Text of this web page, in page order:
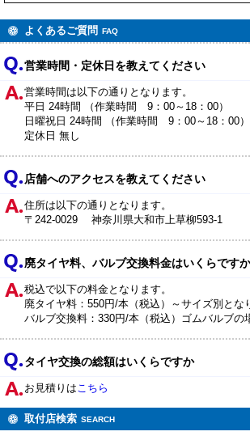
よくあるご質問 FAQ
営業時間・定休日を教えてください
営業時間は以下の通りとなります。
平日 24時間 （作業時間 9：00～18：00）
日曜祝日 24時間 （作業時間 9：00～18：00）
定休日 無し
店舗へのアクセスを教えてください
住所は以下の通りとなります。
〒242-0029 神奈川県大和市上草柳593-1
廃タイヤ料、バルブ交換料金はいくらですか
税込で以下の料金となります。
廃タイヤ料：550円/本（税込）～サイズ別とな
バルブ交換料：330円/本（税込）ゴムバルブの
タイヤ交換の総額はいくらですか
お見積りはこちら
取付店検索 SEARCH